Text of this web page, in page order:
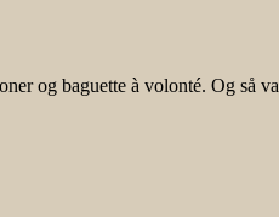
og baguette à volonté. Og så